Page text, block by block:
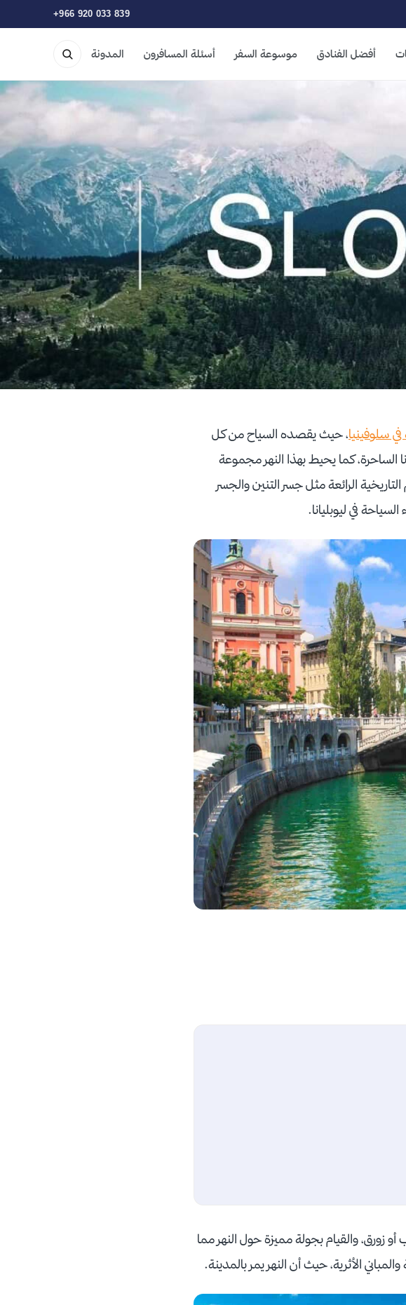
+966 920 033 839
أفضل الفنادق موسوعة السفر أسئلة المسافرون المدونة
سلوفينيا، حيث يقصده السياح من كل
ليوبليانا الساحرة، كما يحيط بهذا النهر مجموعة
الرائعة مثل جسر التنين والجسر
في ليوبليانا.
زورق، والقيام بجولة مميزة حول النهر مما
الأثرية، حيث أن النهر يمر بالمدينة.